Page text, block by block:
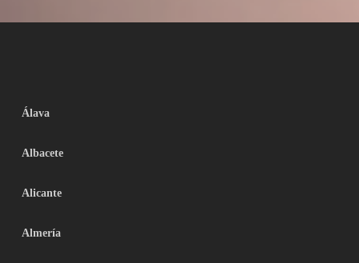
Álava
Albacete
Alicante
Almería